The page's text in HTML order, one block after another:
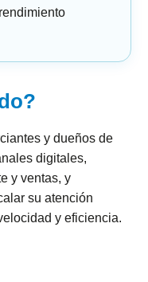
y dueños de
digitales,
y ventas, y
su atención
y eficiencia.